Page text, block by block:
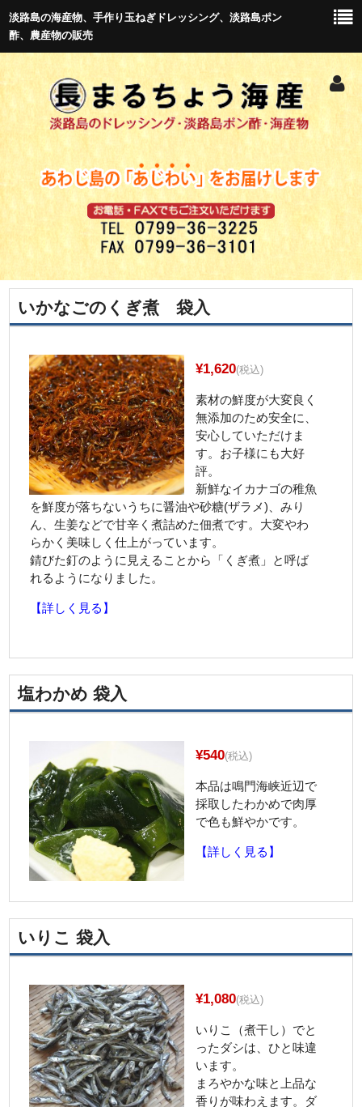
淡路島の海産物、手作り玉ねぎドレッシング、淡路島ポン
酢、農産物の販売
トップ
お知らせ
お客様の声
会社案内
送料について
カートの中を見る
いかなごのくぎ煮 袋入
¥1,620(税込)
素材の鮮度が大変良く
無添加のため安全に、
安心していただけま
す。お子様にも大好
評。
新鮮なイカナゴの稚魚
を鮮度が落ちないうちに醤油や砂糖(ザラメ)、みり
ん、生姜などで甘辛く煮詰めた佃煮です。大変やわ
らかく美味しく仕上がっています。
錆びた釘のように見えることから「くぎ煮」と呼ば
れるようになりました。
【詳しく見る】
塩わかめ 袋入
¥540(税込)
本品は鳴門海峡近辺で
採取したわかめで肉厚
で色も鮮やかです。
【詳しく見る】
いりこ 袋入
¥1,080(税込)
いりこ（煮干し）でと
ったダシは、ひと味違
います。
まろやかな味と上品な
香りが味わえます。ダ